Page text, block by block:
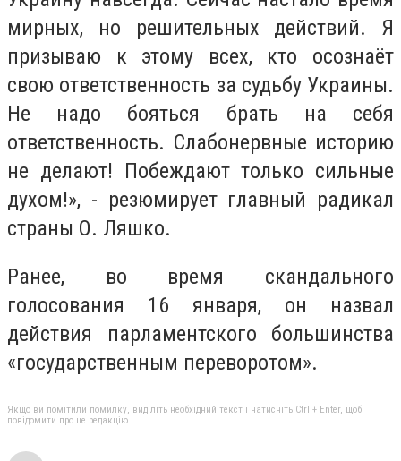
мирных, но решительных действий. Я
призываю к этому всех, кто осознаёт
свою ответственность за судьбу Украины.
Не надо бояться брать на себя
ответственность. Слабонервные историю
не делают! Побеждают только сильные
духом!», - резюмирует главный радикал
страны О. Ляшко.
Ранее, во время скандального
голосования 16 января, он назвал
действия парламентского большинства
«государственным переворотом».
Якщо ви помітили помилку, виділіть необхідний текст і натисніть Ctrl + Enter, щоб
повідомити про це редакцію